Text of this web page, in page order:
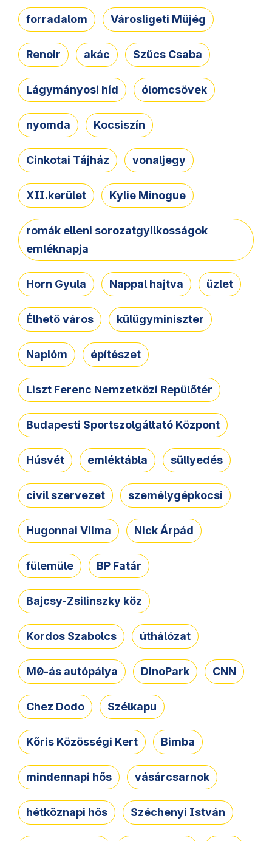
forradalom Városligeti Műjég
Renoir akác Szűcs Csaba
Lágymányosi híd ólomcsövek
nyomda Kocsiszín
Cinkotai Tájház vonaljegy
XII.kerület Kylie Minogue
romák elleni sorozatgyilkosságok
emléknapja
Horn Gyula Nappal hajtva üzlet
Élhető város külügyminiszter
Naplóm építészet
Liszt Ferenc Nemzetközi Repülőtér
Budapesti Sportszolgáltató Központ
Húsvét emléktábla süllyedés
civil szervezet személygépkocsi
Hugonnai Vilma Nick Árpád
fülemüle BP Fatár
Bajcsy-Zsilinszky köz
Kordos Szabolcs úthálózat
M0-ás autópálya DinoPark CNN
Chez Dodo Szélkapu
Kőris Közösségi Kert Bimba
mindennapi hős vásárcsarnok
hétköznapi hős Széchenyi István